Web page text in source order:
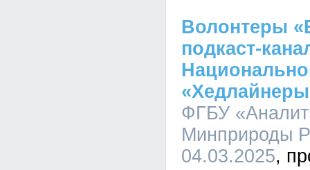
Волонтеры
подкаст-
ФГБУ
Минприроды
04.03.2025